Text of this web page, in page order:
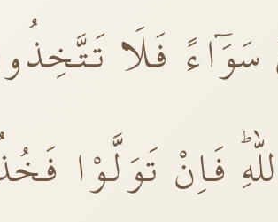
فَلَا
فَاِنْ تَوَلَّوْا